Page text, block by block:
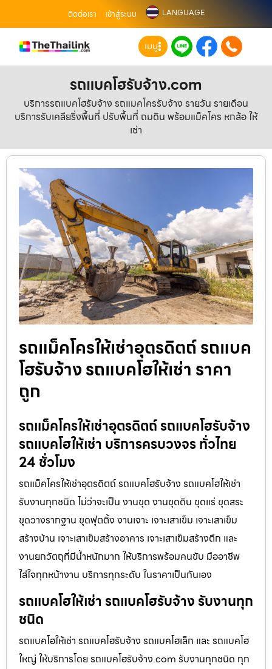
ติดต่อเรา เข้าสู่ระบบ LANGUAGE
เมนู
รถแบคโฮรับจ้าง.com
บริการรถแบคโฮรับจ้าง รถแมคโครรับจ้าง รายวัน รายเดือน
บริการรับเคลียริ่งพื้นที่ ปรับพื้นที่ ถมดิน พร้อมแม็คโคร หกล้อ ให้
เช่า
รถแม็คโครให้เช่าอุตรดิตถ์ รถแบค
โฮรับจ้าง รถแบคโฮให้เช่า ราคา
ถูก
รถแม็คโครให้เช่าอุตรดิตถ์ รถแบคโฮรับจ้าง
รถแบคโฮให้เช่า บริการครบวงจร ทั่วไทย
24 ชั่วโมง
รถแม็คโครให้เช่าอุตรดิตถ์ รถแบคโฮรับจ้าง รถแบคโฮให้เช่า
รับงานทุกชนิด ไม่ว่าจะเป็น งานขุด งานขุดดิน ขุดแร่ ขุดสระ
ขุดวางรากฐาน ขุดฟุตติ้ง งานเจาะ เจาะเสาเข็ม เจาะเสาเข็ม
สร้างบ้าน เจาะเสาเข็มสร้างอาคาร เจาะเสาเข็มสร้างตึก และ
งานยกวัตถุที่มีน้ำหนักมาก ให้บริการพร้อมคนขับ มืออาชีพ
ใส่ใจทุกหน้างาน บริการทุกระดับ ในราคาเป็นกันเอง
รถแบคโฮให้เช่า รถแบคโฮรับจ้าง รับงานทุก
ชนิด
รถแบคโฮให้เช่า รถแบคโฮรับจ้าง รถแบคโฮเล็ก และ รถแบคโฮ
ใหญ่ ให้บริการโดย รถแบคโฮรับจ้าง.com รับงานทุกชนิด ทุก